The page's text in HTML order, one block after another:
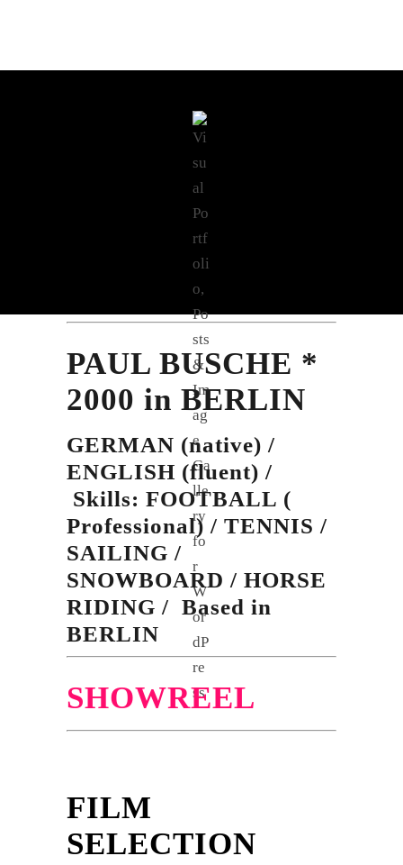
PAUL BUSCHE *
2000 in BERLIN
GERMAN (native) /
ENGLISH (fluent) /
Skills: FOOTBALL (
Professional) / TENNIS /
SAILING /
SNOWBOARD / HORSE
RIDING / Based in
BERLIN
SHOWREEL
FILM
SELECTION